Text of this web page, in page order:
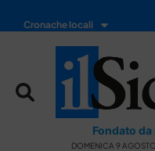
Cronache locali
Fondato
DOMENICA 9